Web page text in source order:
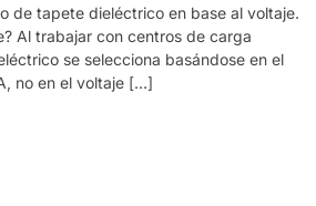
de tapete dieléctrico en base al voltaje.
Al trabajar con centros de carga
se selecciona basándose en el
no en el voltaje […]